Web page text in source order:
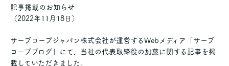
記事掲載のお知らせ
（2022年11月18日）
サーブコープジャパン株式会社が運営するWebメディア「サーブ
コープブログ」にて、当社の代表取締役の加藤に関する記事を掲
載していただきました。